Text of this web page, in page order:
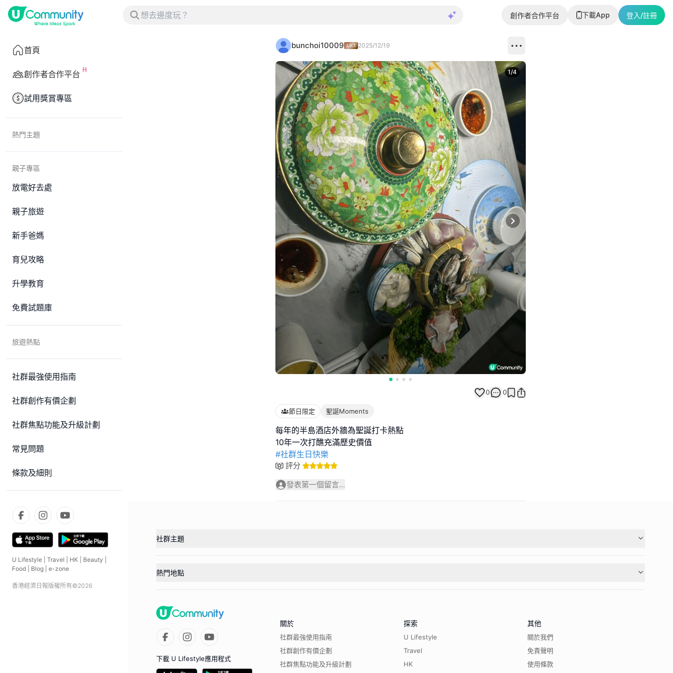
創作者合作平台 下載App 登入/註冊
首頁
創作者合作平台
試用獎賞專區
熱門主題
親子專區
放電好去處
親子旅遊
新手爸媽
育兒攻略
升學教育
免費試題庫
旅遊熱點
社群最強使用指南
社群創作有價企劃
社群焦點功能及升級計劃
常見問題
條款及細則
U Lifestyle Travel HK Beauty
Food
Blog e-zone
香港經濟日報版權所有©2026
bunchoi10009 2025/12/19
Next slide
1/4
0 0
節日限定 聖誕Moments
每年的半島酒店外牆為聖誕打卡熱點
#社群生日快樂
評分
發表第一個留言...
社群主題
熱門地點
下載 U Lifestyle應用程式
關於
社群最強使用指南
社群創作有價企劃
社群焦點功能及升級計劃
探索
U Lifestyle
Travel
HK
其他
關於我們
免責聲明
使用條款